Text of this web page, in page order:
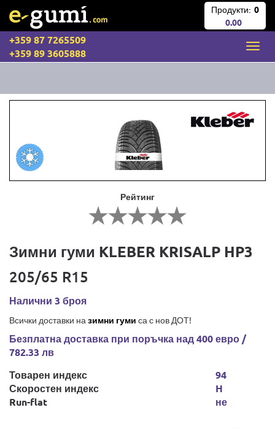
Продукти: 0
0.00
+359 87 7265509
+359 89 3605888
Рейтинг
Зимни гуми KLEBER KRISALP HP3
205/65 R15
Налични 3 броя
Всички доставки на зимни гуми са с нов ДОТ!
Безплатна доставка при поръчка над 400 евро /
782.33 лв
Товарен индекс
Скоростен индекс
Run-flat
94
H
не